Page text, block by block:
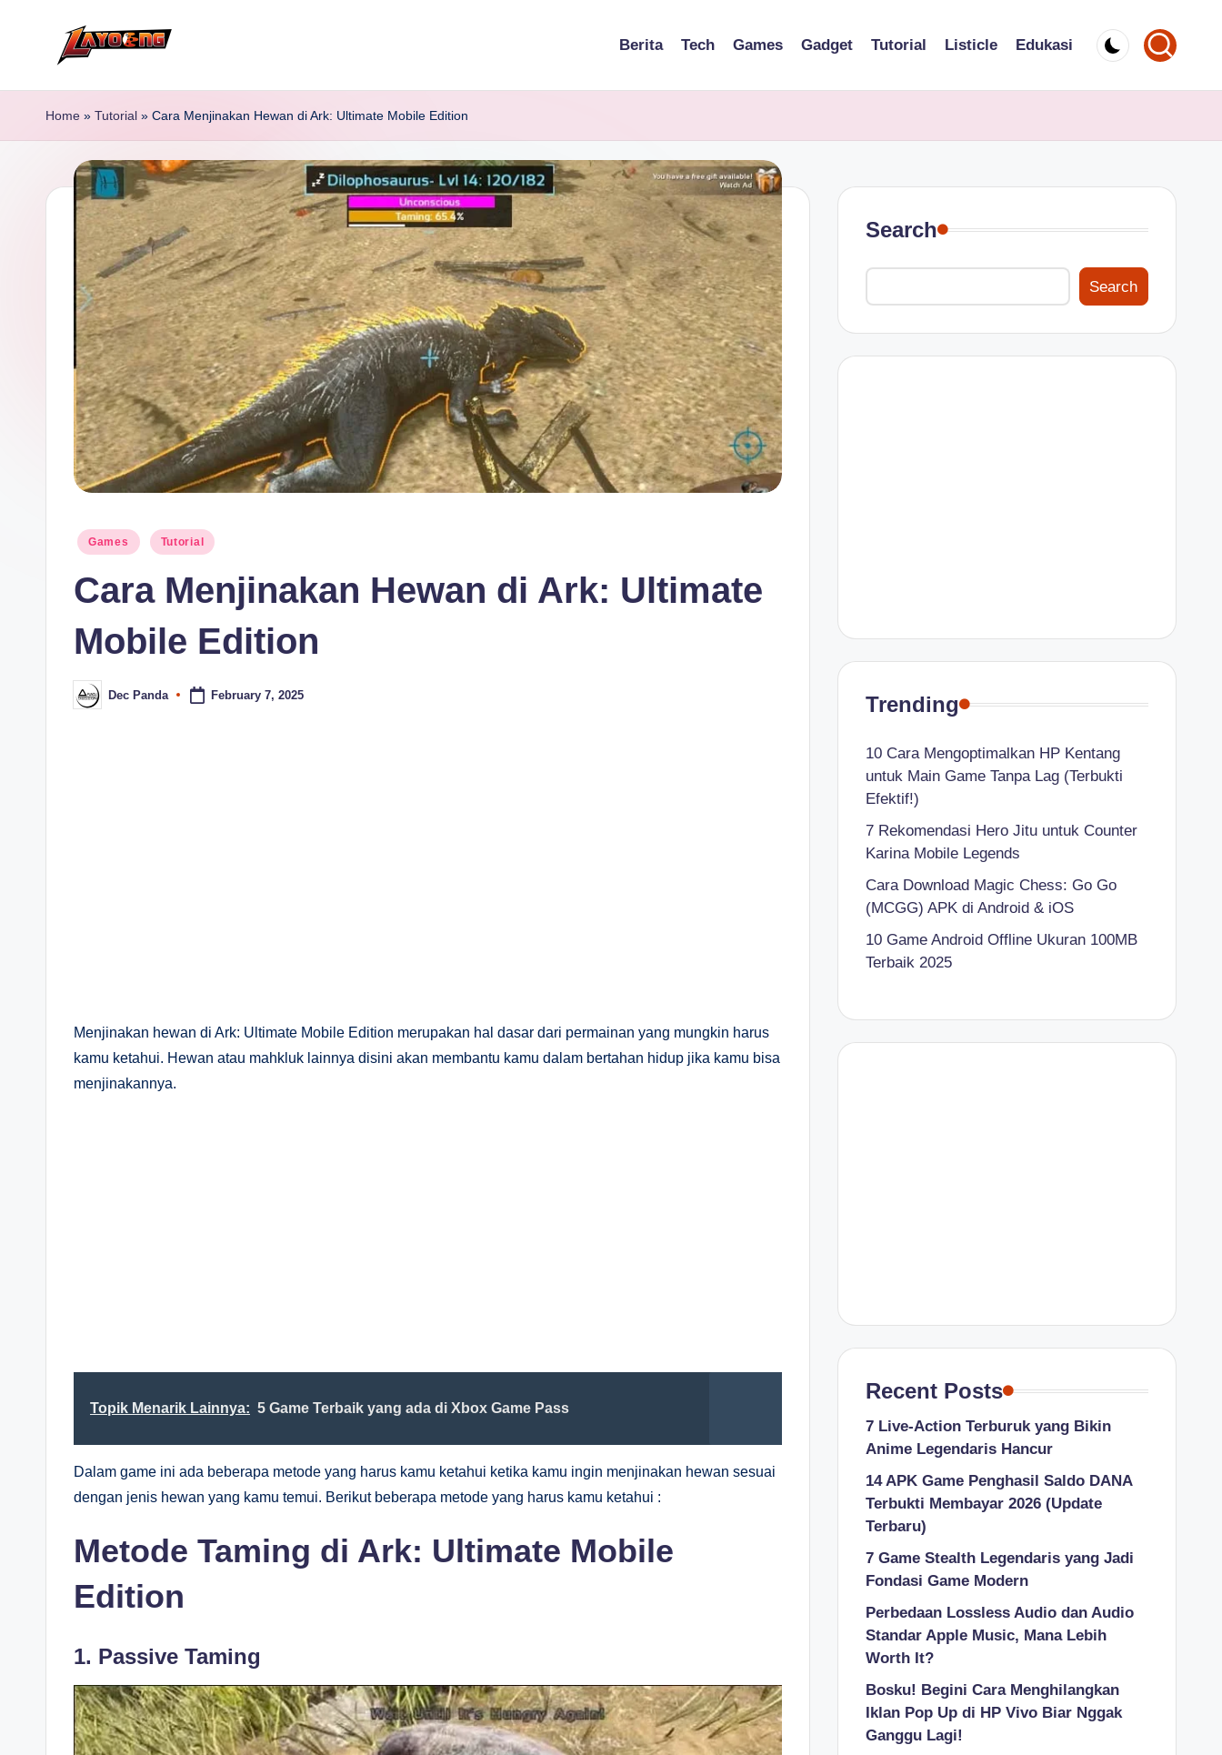
Berita Tech Games Gadget Tutorial Listicle Edukasi
Home » Tutorial » Cara Menjinakan Hewan di Ark: Ultimate Mobile Edition
Posted
Games Tutorial
Cara Menjinakan Hewan di Ark: Ultimate
Mobile Edition
PostedDec Panda February 7, 2025
Menjinakan hewan di Ark: Ultimate Mobile Edition merupakan hal dasar dari permainan yang mungkin harus
kamu ketahui. Hewan atau mahkluk lainnya disini akan membantu kamu dalam bertahan hidup jika kamu bisa
menjinakannya.
Topik Menarik Lainnya: 5 Game Terbaik yang ada di Xbox Game Pass
Dalam game ini ada beberapa metode yang harus kamu ketahui ketika kamu ingin menjinakan hewan sesuai
dengan jenis hewan yang kamu temui. Berikut beberapa metode yang harus kamu ketahui :
Metode Taming di Ark: Ultimate Mobile
Edition
1. Passive Taming
Search
Search
Trending
10 Cara Mengoptimalkan HP Kentang
untuk Main Game Tanpa Lag (Terbukti
Efektif!)
7 Rekomendasi Hero Jitu untuk Counter
Karina Mobile Legends
Cara Download Magic Chess: Go Go
(MCGG) APK di Android & iOS
10 Game Android Offline Ukuran 100MB
Terbaik 2025
Recent Posts
7 Live-Action Terburuk yang Bikin
Anime Legendaris Hancur
14 APK Game Penghasil Saldo DANA
Terbukti Membayar 2026 (Update
Terbaru)
7 Game Stealth Legendaris yang Jadi
Fondasi Game Modern
Perbedaan Lossless Audio dan Audio
Standar Apple Music, Mana Lebih
Worth It?
Bosku! Begini Cara Menghilangkan
Iklan Pop Up di HP Vivo Biar Nggak
Ganggu Lagi!